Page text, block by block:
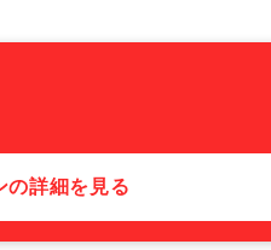
の詳細を見る